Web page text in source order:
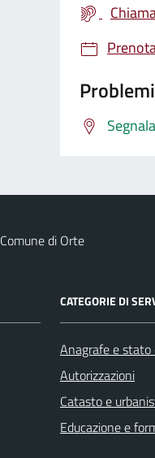
Comune di Orte
CATEGORIE DI
Anagrafe e stato
Autorizzazioni
Catasto e
Educazione e